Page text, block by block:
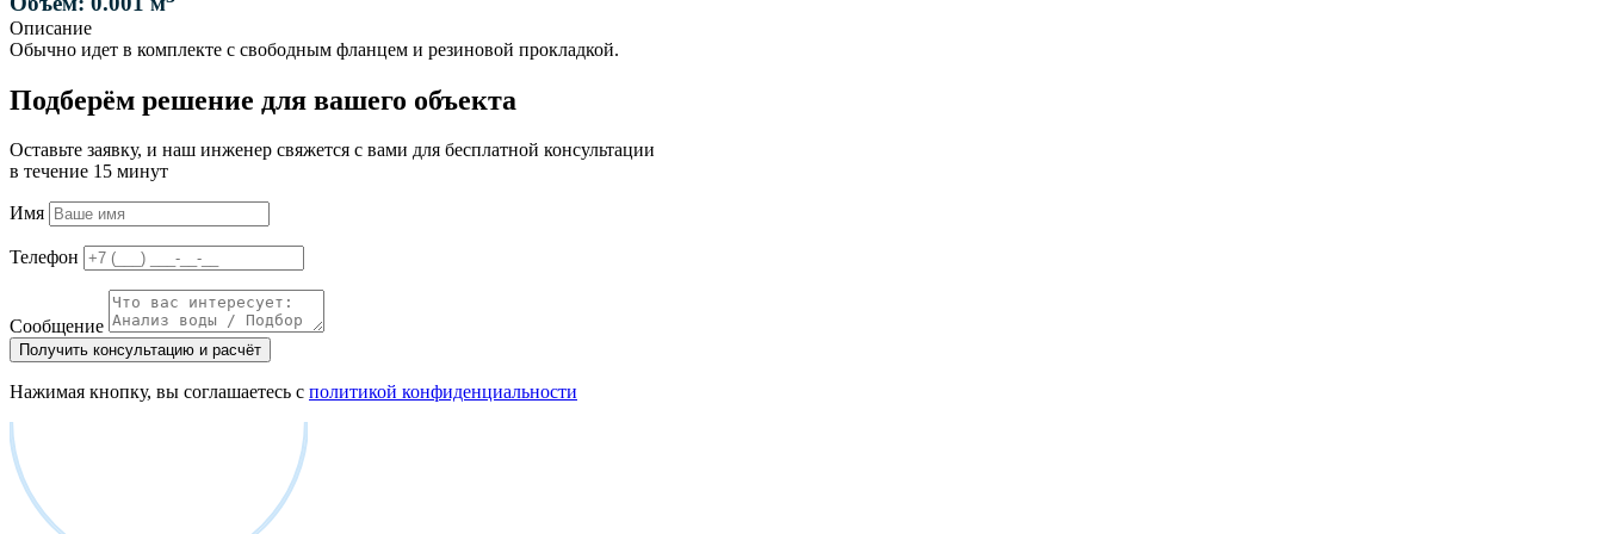
Описание
Обычно идет в комплекте с свободным фланцем и резиновой прокладкой.
Подберём решение для вашего объекта
Оставьте заявку, и наш инженер свяжется с вами для бесплатной консультации
в течение 15 минут
Имя
Телефон
Сообщение
Получить консультацию и расчёт
Нажимая кнопку, вы соглашаетесь с политикой конфиденциальности